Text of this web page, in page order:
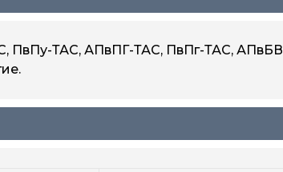
ТАС, АПвПГ-ТАС, ПвПг-ТАС,